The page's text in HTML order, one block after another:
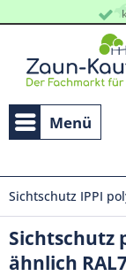
Menü
Sichtschutz IPPI
Sichtschutz
ähnlich